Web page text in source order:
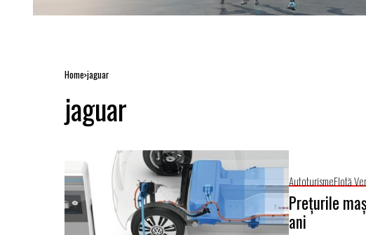
Home jaguar
jaguar
AutoturismeFlotă
Prețurile
ani